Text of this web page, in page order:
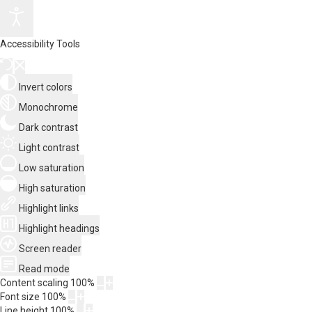
Accessibility Tools
Invert colors
Monochrome
Dark contrast
Light contrast
Low saturation
High saturation
Highlight links
Highlight headings
Screen reader
Read mode
Content scaling 100%
Font size 100%